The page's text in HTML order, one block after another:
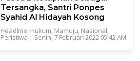
Tersangka, Santri Ponpes
Syahid Al Hidayah Kosong
Headline, Hukum, Mamuju, Nasional,
Peristiwa | Senin, 7 Februari 2022 05:42 AM